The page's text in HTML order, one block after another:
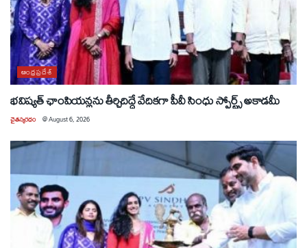
ఆంధ్రప్రదేశ్
భవిష్యత్ ఛాంపియన్లను తీర్చిదిద్దే వేదికగా పీవీ సింధు స్పోర్ట్స్ అకాడమీ
చైతన్యరధం @August 6, 2026